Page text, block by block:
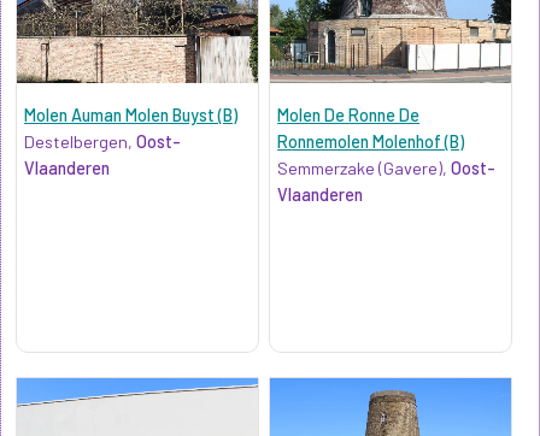
Molen Auman Molen Buyst (B)
Destelbergen, Oost-
Vlaanderen
Molen De Ronne De
Ronnemolen Molenhof (B)
Semmerzake (Gavere),Oost-
Vlaanderen